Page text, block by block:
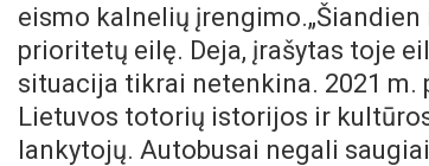
eismo kalnelių įrengimo.
prioritetų eilę. Deja, įrašytas toje
situacija tikrai netenkina. 2021 m.
Lietuvos totorių istorijos ir
lankytojų. Autobusai negali